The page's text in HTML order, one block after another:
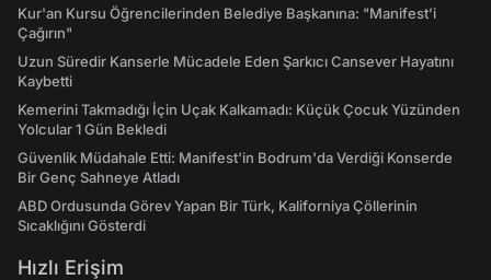
Kur'an Kursu Öğrencilerinden Belediye Başkanına: "Manifest’i
Çağırın"
Uzun Süredir Kanserle Mücadele Eden Şarkıcı Cansever Hayatını
Kaybetti
Kemerini Takmadığı İçin Uçak Kalkamadı: Küçük Çocuk Yüzünden
Yolcular 1 Gün Bekledi
Güvenlik Müdahale Etti: Manifest'in Bodrum'da Verdiği Konserde
Bir Genç Sahneye Atladı
ABD Ordusunda Görev Yapan Bir Türk, Kaliforniya Çöllerinin
Sıcaklığını Gösterdi
Hızlı Erişim